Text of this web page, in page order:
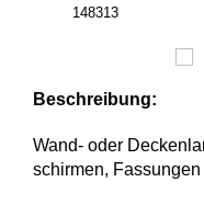
148313
Beschreibung:
Wand- oder
schirmen,